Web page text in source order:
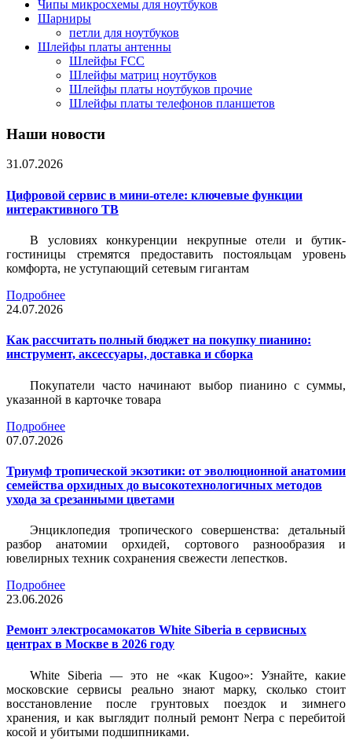
Чипы микросхемы для ноутбуков
Шарниры
петли для ноутбуков
Шлейфы платы антенны
Шлейфы FCC
Шлейфы матриц ноутбуков
Шлейфы платы ноутбуков прочие
Шлейфы платы телефонов планшетов
Наши новости
31.07.2026
Цифровой сервис в мини-отеле: ключевые функции
интерактивного ТВ
В условиях конкуренции некрупные отели и бутик-
гостиницы стремятся предоставить постояльцам уровень
комфорта, не уступающий сетевым гигантам
Подробнее
24.07.2026
Как рассчитать полный бюджет на покупку пианино:
инструмент, аксессуары, доставка и сборка
Покупатели часто начинают выбор пианино с суммы,
указанной в карточке товара
Подробнее
07.07.2026
Триумф тропической экзотики: от эволюционной анатомии
семейства орхидных до высокотехнологичных методов
ухода за срезанными цветами
Энциклопедия тропического совершенства: детальный
разбор анатомии орхидей, сортового разнообразия и
ювелирных техник сохранения свежести лепестков.
Подробнее
23.06.2026
Ремонт электросамокатов White Siberia в сервисных
центрах в Москве в 2026 году
White Siberia — это не «как Kugoo»: Узнайте, какие
московские сервисы реально знают марку, сколько стоит
восстановление после грунтовых поездок и зимнего
хранения, и как выглядит полный ремонт Nerpa с перебитой
косой и убитыми подшипниками.